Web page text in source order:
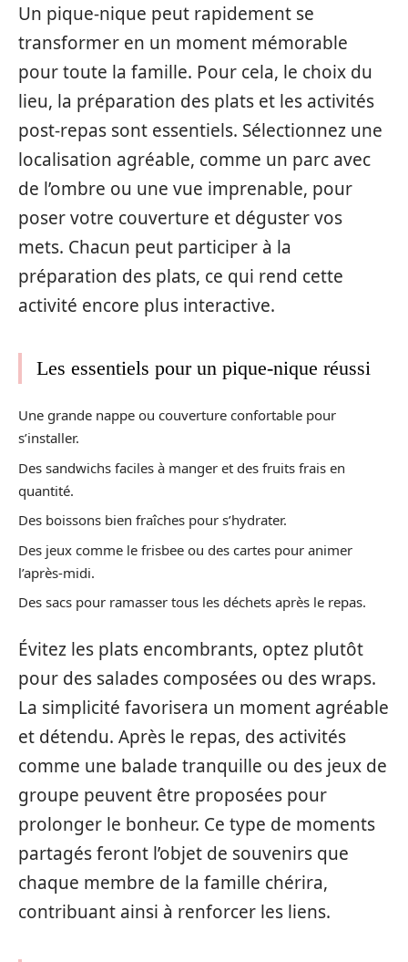
Un pique-nique peut rapidement se
transformer en un moment mémorable
pour toute la famille. Pour cela, le choix du
lieu, la préparation des plats et les activités
post-repas sont essentiels. Sélectionnez une
localisation agréable, comme un parc avec
de l’ombre ou une vue imprenable, pour
poser votre couverture et déguster vos
mets. Chacun peut participer à la
préparation des plats, ce qui rend cette
activité encore plus interactive.
Les essentiels pour un pique-nique réussi
Une grande nappe ou couverture confortable pour
s’installer.
Des sandwichs faciles à manger et des fruits frais en
quantité.
Des boissons bien fraîches pour s’hydrater.
Des jeux comme le frisbee ou des cartes pour animer
l’après-midi.
Des sacs pour ramasser tous les déchets après le repas.
Évitez les plats encombrants, optez plutôt
pour des salades composées ou des wraps.
La simplicité favorisera un moment agréable
et détendu. Après le repas, des activités
comme une balade tranquille ou des jeux de
groupe peuvent être proposées pour
prolonger le bonheur. Ce type de moments
partagés feront l’objet de souvenirs que
chaque membre de la famille chérira,
contribuant ainsi à renforcer les liens.